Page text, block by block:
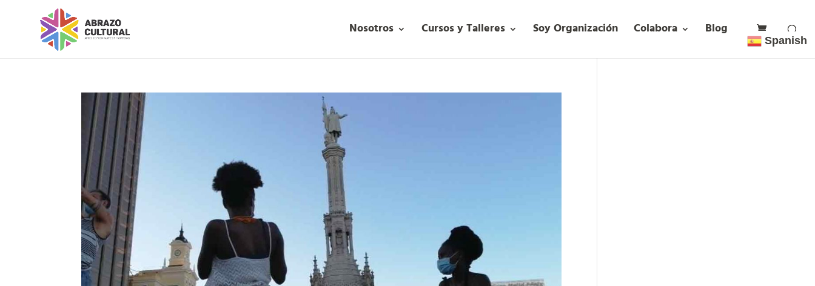
Nosotros Cursos y Talleres Soy Organización Colabora Blog
Spanish